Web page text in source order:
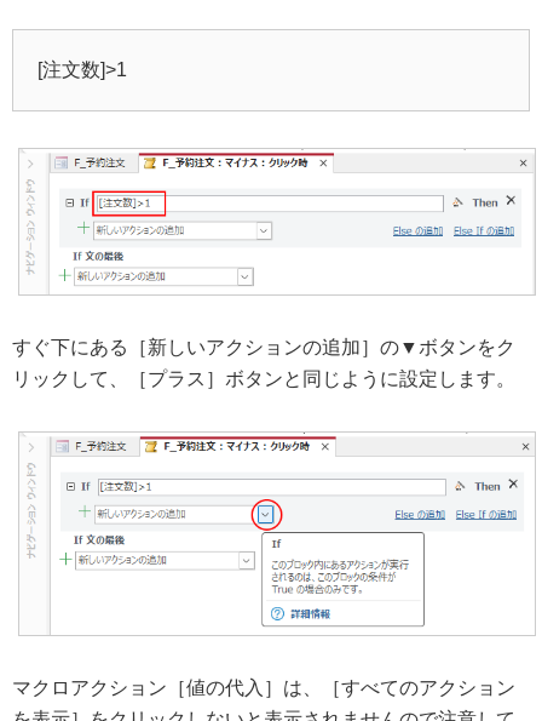
[注文数]>1
すぐ下にある［新しいアクションの追加］の▼ボタンをク
リックして、［プラス］ボタンと同じように設定します。
マクロアクション［値の代入］は、［すべてのアクション